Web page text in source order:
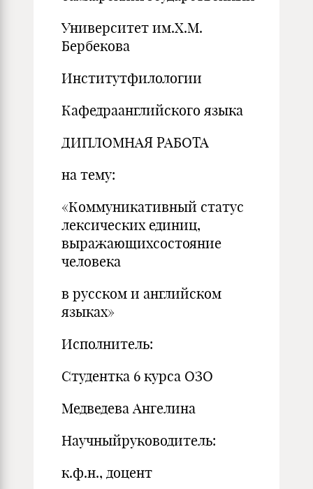
Университет им.Х.М.
Бербекова
Институтфилологии
Кафедраанглийского языка
ДИПЛОМНАЯ РАБОТА
на тему:
«Коммуникативный статус
лексических единиц,
выражающихсостояние
человека
в русском и английском
языках»
Исполнитель:
Студентка 6 курса ОЗО
Медведева Ангелина
Научныйруководитель:
к.ф.н., доцент